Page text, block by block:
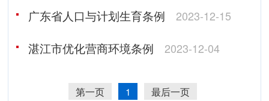
广东省人口与计划生育条例 2023-12-15
湛江市优化营商环境条例 2023-12-04
第一页 1 最后一页